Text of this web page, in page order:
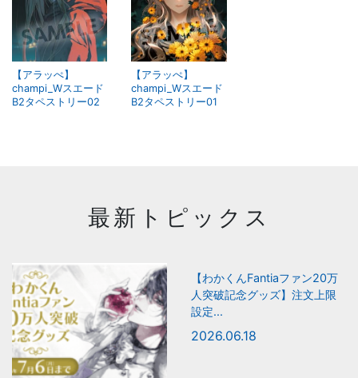
【アラッぺ】
champi_Wスエード
B2タペストリー02
【アラッぺ】
champi_Wスエード
B2タペストリー01
最新トピックス
【わかくんFantiaファン20万
人突破記念グッズ】注文上限
設定...
2026.06.18